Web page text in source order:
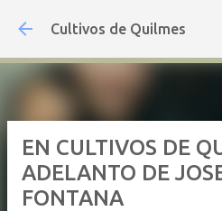
Ir al contenido
Cultivos de Quilmes
EN CULTIVOS DE
ADELANTO DE
FONTANA